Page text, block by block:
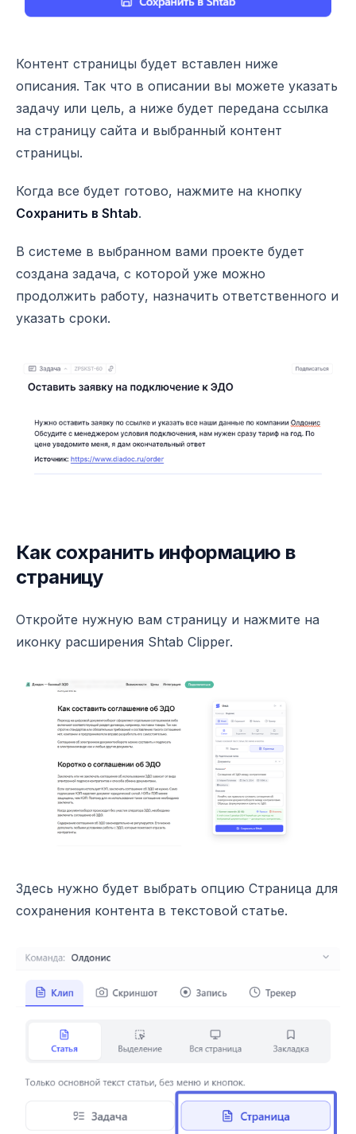
Контент страницы будет вставлен ниже
описания. Так что в описании вы можете указать
задачу или цель, а ниже будет передана ссылка
на страницу сайта и выбранный контент
страницы.
Когда все будет готово, нажмите на кнопку
Сохранить в Shtab.
В системе в выбранном вами проекте будет
создана задача, с которой уже можно
продолжить работу, назначить ответственного и
указать сроки.
Как сохранить информацию в
страницу
Откройте нужную вам страницу и нажмите на
иконку расширения Shtab Clipper.
Здесь нужно будет выбрать опцию Страница для
сохранения контента в текстовой статье.